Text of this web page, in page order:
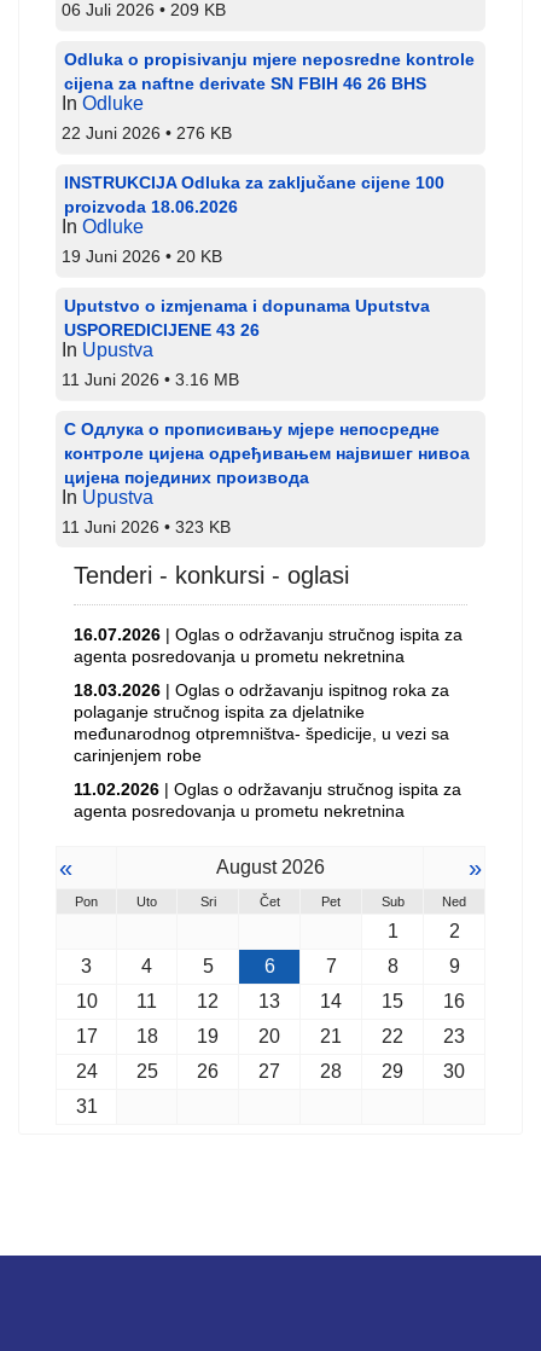
06 Juli 2026 209 KB
Odluka o propisivanju mjere neposredne kontrole
cijena za naftne derivate SN FBIH 46 26 BHS
In Odluke
22 Juni 2026 276 KB
INSTRUKCIJA Odluka za zaključane cijene 100
proizvoda 18.06.2026
In Odluke
19 Juni 2026 20 KB
Uputstvo o izmjenama i dopunama Uputstva
USPOREDICIJENE 43 26
In Upustva
11 Juni 2026 3.16 MB
С Одлука о прописивању мјере непосредне
контроле цијена одређивањем највишег нивоа
цијена појединих производа
In Upustva
11 Juni 2026 323 KB
Tenderi - konkursi - oglasi
16.07.2026 | Oglas o održavanju stručnog ispita za
agenta posredovanja u prometu nekretnina
18.03.2026 | Oglas o održavanju ispitnog roka za
polaganje stručnog ispita za djelatnike
međunarodnog otpremništva- špedicije, u vezi sa
carinjenjem robe
11.02.2026 | Oglas o održavanju stručnog ispita za
agenta posredovanja u prometu nekretnina
« August 2026 »
Pon Uto Sri Čet Pet Sub Ned
1
2
3
4 5 6 7 8
9
10
11 12 13 14 15
16
17
18 19 20 21 22
23
24
25 26 27 28 29
30
31